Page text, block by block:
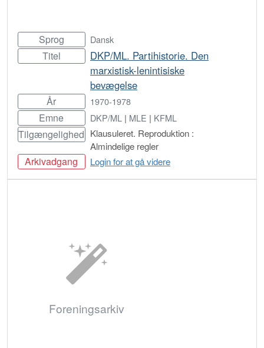
Sprog Dansk
Titel
DKP/ML. Partihistorie. Den
marxistisk-lenintisiske
bevægelse
År 1970-1978
Emne DKP/ML | MLE | KFML
Tilgængelighed Klausuleret. Reproduktion :
Almindelige regler
Arkivadgang Login for at gå videre
Bestil
Foreningsarkiv